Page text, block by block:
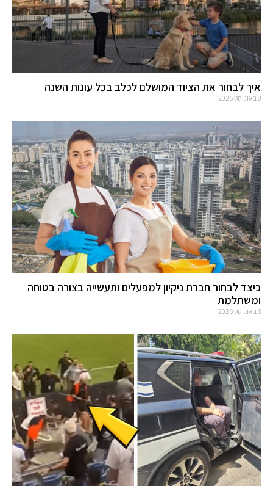
איך לבחור את הציוד המושלם לכלב בכל עונות השנה
8 באוגוסט 2026
כיצד לבחור חברת ניקיון למפעלים ותעשייה בצורה בטוחה
ומשתלמת
8 באוגוסט 2026